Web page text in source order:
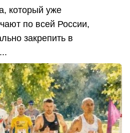
который уже
по всей России,
закрепить в